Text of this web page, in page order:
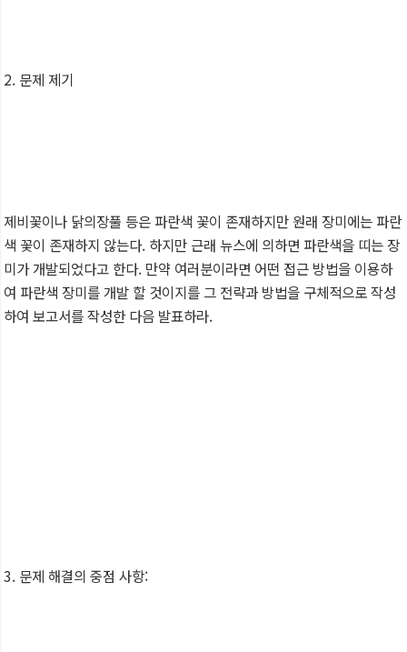
2. 문제 제기
제비꽃이나 닭의장풀 등은 파란색 꽃이 존재하지만 원래 장미에는 파란
색 꽃이 존재하지 않는다. 하지만 근래 뉴스에 의하면 파란색을 띠는 장
미가 개발되었다고 한다. 만약 여러분이라면 어떤 접근 방법을 이용하
여 파란색 장미를 개발 할 것이지를 그 전략과 방법을 구체적으로 작성
하여 보고서를 작성한 다음 발표하라.
3. 문제 해결의 중점 사항: